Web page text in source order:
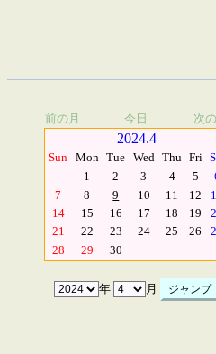
前の月 今日 次
2024.4
Sun Mon Tue Wed Thu Fri
1
2 3 4 5
7
8 9 10 11 12
14
15 16 17 18 19
21
22 23 24 25 26
28
29 30
年 月